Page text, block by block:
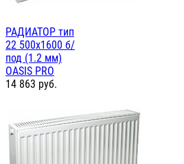
РАДИАТОР тип
22 500х1600 б/
под (1.2 мм)
OASIS PRO
14 863 руб.